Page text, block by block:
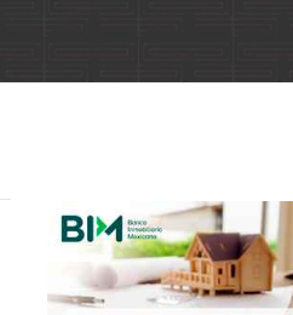
COMISIÓN DE VIVIENDA